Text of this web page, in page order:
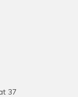
37